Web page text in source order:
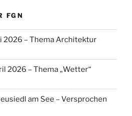
FGN
2026 – Thema Architektur
2026 – Thema „Wetter“
am See – Versprochen